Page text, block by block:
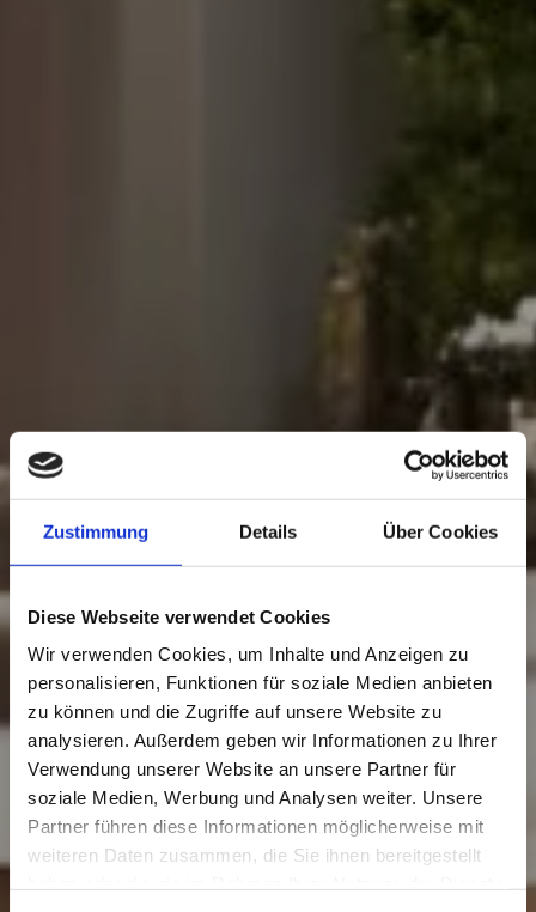
Zustimmung Details Über Cookies
Diese Webseite verwendet Cookies
Wir verwenden Cookies, um Inhalte und Anzeigen zu
personalisieren, Funktionen für soziale Medien anbieten
zu können und die Zugriffe auf unsere Website zu
analysieren. Außerdem geben wir Informationen zu Ihrer
Verwendung unserer Website an unsere Partner für
soziale Medien, Werbung und Analysen weiter. Unsere
Partner führen diese Informationen möglicherweise mit
weiteren Daten zusammen, die Sie ihnen bereitgestellt